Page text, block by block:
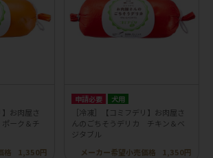
】お肉屋さ
ーク＆チ
格
1,350円
申請必要 犬用
［冷凍］【コミフデリ】お肉屋さ
んのごちそうデリカ チキン＆ベ
ジタブル
メーカー希望小売価格
1,350円